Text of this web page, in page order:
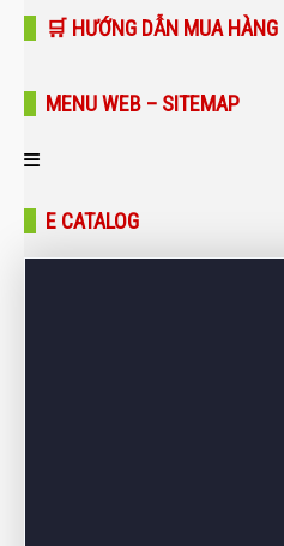
🛒 HƯỚNG DẪN MUA
MENU WEB – SITEMAP
Trang chủ
E CATALOG